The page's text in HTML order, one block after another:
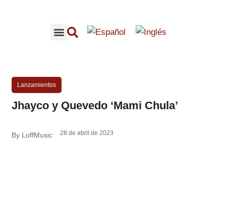
Lanzamientos
Jhayco y Quevedo ‘Mami Chula’
By LoffMusic 28 de abril de 2023